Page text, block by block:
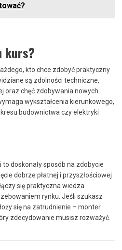
kurs?
kto chce zdobyć praktyczny
są zdolności techniczne,
oraz chęć zdobywania nowych
wykształcenia kierunkowego,
budownictwa czy elektryki
doskonały sposób na zdobycie
dobrze płatnej i przyszłościowej
się praktyczna wiedza
rynku. Jeśli szukasz
się na zatrudnienie – monter
zdecydowanie musisz rozważyć.